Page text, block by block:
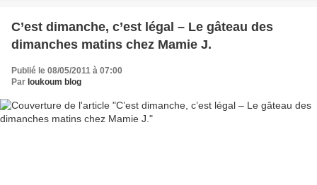
C’est dimanche, c’est légal – Le gâteau des
dimanches matins chez Mamie J.
Publié le 08/05/2011 à 07:00
Par loukoum blog